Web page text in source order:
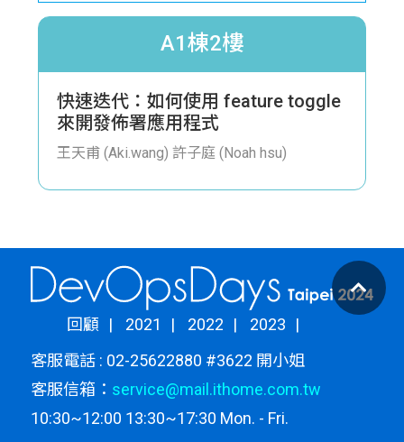
A1棟2樓
快速迭代：如何使用 feature toggle
來開發佈署應用程式
王天甫 (Aki.wang) 許子庭 (Noah hsu)
回顧 2021 2022
2023
客服電話 : 02-25622880 #3622 開小姐
客服信箱： service@mail.ithome.com.tw
10:30~12:00 13:30~17:30 Mon. - Fri.